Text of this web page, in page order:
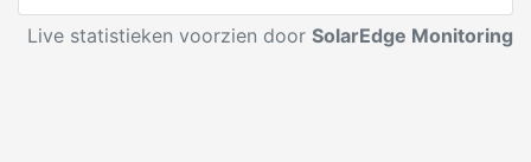
Live statistieken voorzien door SolarEdge Monitoring